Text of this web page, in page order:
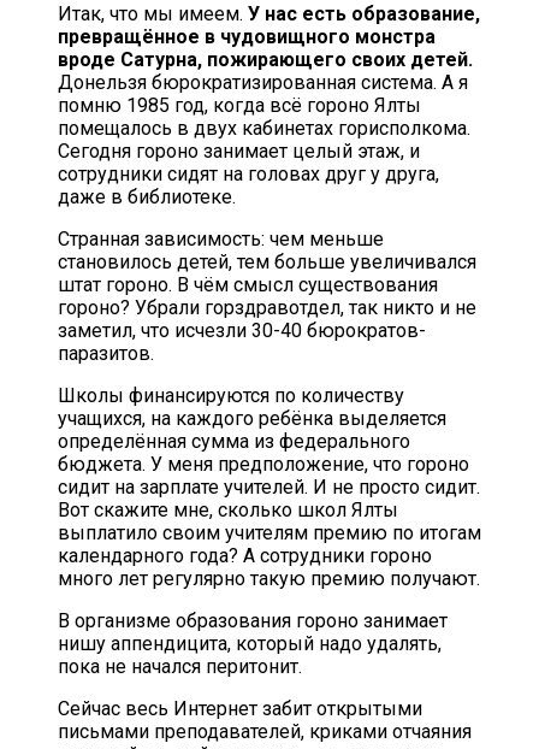
Итак, что мы имеем. У нас есть образование,
превращённое в чудовищного монстра
вроде Сатурна, пожирающего своих детей.
Донельзя бюрократизированная система. А я
помню 1985 год, когда всё гороно Ялты
помещалось в двух кабинетах горисполкома.
Сегодня гороно занимает целый этаж, и
сотрудники сидят на головах друг у друга,
даже в библиотеке.
Странная зависимость: чем меньше
становилось детей, тем больше увеличивался
штат гороно. В чём смысл существования
гороно? Убрали горздравотдел, так никто и не
заметил, что исчезли 30-40 бюрократов-
паразитов.
Школы финансируются по количеству
учащихся, на каждого ребёнка выделяется
определённая сумма из федерального
бюджета. У меня предположение, что гороно
сидит на зарплате учителей. И не просто сидит.
Вот скажите мне, сколько школ Ялты
выплатило своим учителям премию по итогам
календарного года? А сотрудники гороно
много лет регулярно такую премию получают.
В организме образования гороно занимает
нишу аппендицита, который надо удалять,
пока не начался перитонит.
Сейчас весь Интернет забит открытыми
письмами преподавателей, криками отчаяния